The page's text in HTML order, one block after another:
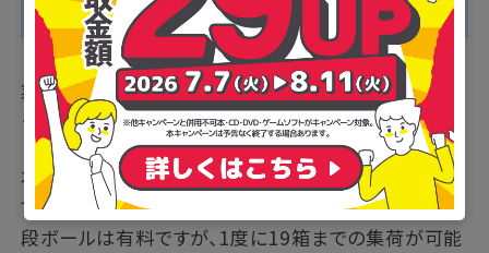
・ネット店舗のため自宅から出ずに利用できる
業界最大手のブックオフが展開するネット店舗が「ブッ
クオフオンライン」です。
本の買取の際に必要となるダンボールは、1枚200円
で販売されています。
段ボールは有料ですが、1度に19箱までの集荷が可能